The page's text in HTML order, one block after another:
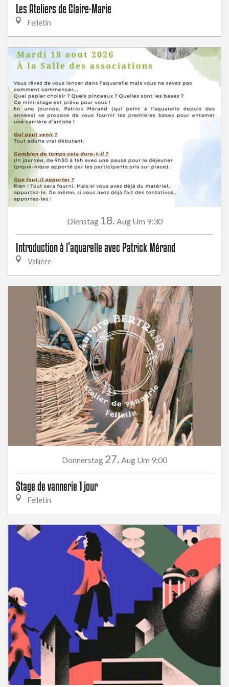
Les Ateliers de Claire-Marie
Felletin
Dienstag 18. Aug Um 9:30
Introduction à l’aquarelle avec Patrick Mérand
Vallière
Donnerstag 27. Aug Um 9:00
Stage de vannerie 1 jour
Felletin